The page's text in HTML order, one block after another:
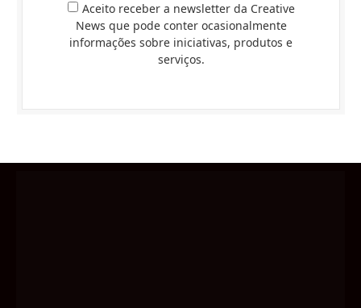
Aceito receber a newsletter da Creative
News que pode conter ocasionalmente
informações sobre iniciativas, produtos e
serviços.